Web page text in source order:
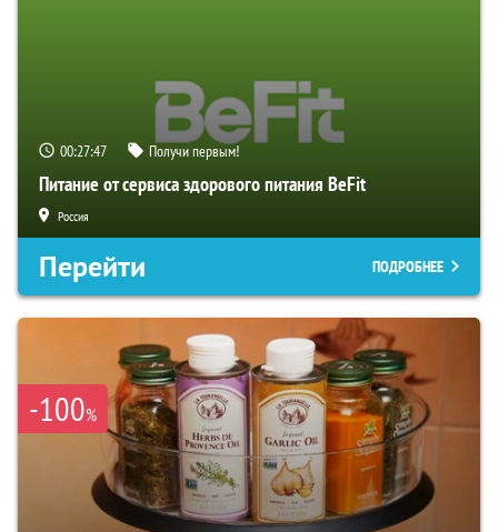
00:27:46 Получи первым!
Питание от сервиса здорового питания BeFit
Россия
Перейти ПОДРОБНЕЕ
-100%